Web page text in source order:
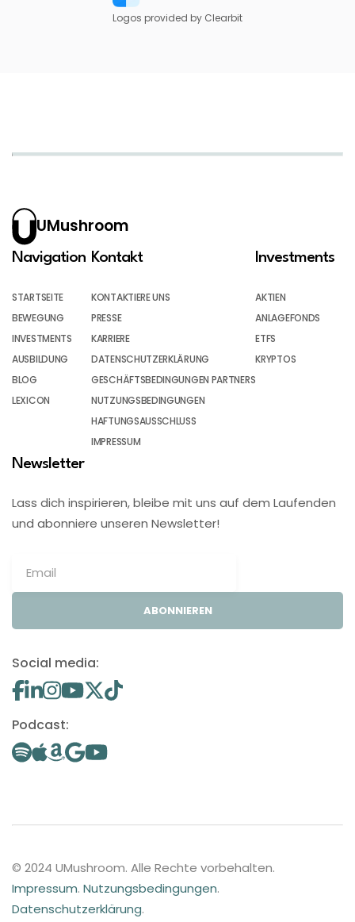
Logos provided by Clearbit
UMushroom
Navigation
STARTSEITE
BEWEGUNG
INVESTMENTS
AUSBILDUNG
BLOG
LEXICON
Kontakt
KONTAKTIERE UNS
PRESSE
KARRIERE
DATENSCHUTZERKLÄRUNG
GESCHÄFTSBEDINGUNGEN PARTNERS
NUTZUNGSBEDINGUNGEN
HAFTUNGSAUSSCHLUSS
IMPRESSUM
Investments
AKTIEN
ANLAGEFONDS
ETFS
KRYPTOS
Newsletter
Lass dich inspirieren, bleibe mit uns auf dem Laufenden
und abonniere unseren Newsletter!
ABONNIEREN
Social media:
Podcast:
© 2024 UMushroom. Alle Rechte vorbehalten.
Impressum. Nutzungsbedingungen.
Datenschutzerklärung.